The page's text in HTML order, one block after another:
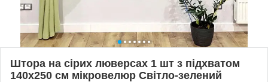
Штора на сірих люверсах 1 шт з підхватом
140х250 см мікровелюр Світло-зелений